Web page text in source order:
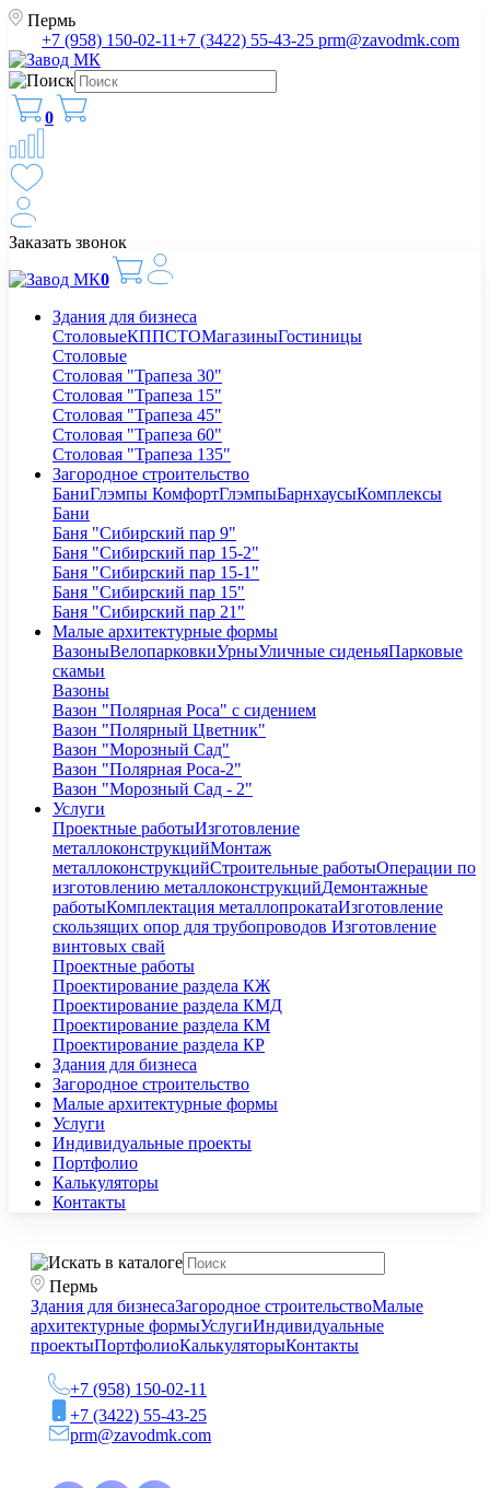
Пермь
+7 (958) 150-02-11+7 (3422) 55-43-25 prm@zavodmk.com
0
Заказать звонок
0
Здания для бизнеса
СтоловыеКППСТОМагазиныГостиницы
Столовые
Столовая "Трапеза 30"
Столовая "Трапеза 15"
Столовая "Трапеза 45"
Столовая "Трапеза 60"
Столовая "Трапеза 135"
Загородное строительство
БаниГлэмпы КомфортГлэмпыБарнхаусыКомплексы
Бани
Баня "Сибирский пар 9"
Баня "Сибирский пар 15-2"
Баня "Сибирский пар 15-1"
Баня "Сибирский пар 15"
Баня "Сибирский пар 21"
Малые архитектурные формы
ВазоныВелопарковкиУрныУличные сиденьяПарковые
скамьи
Вазоны
Вазон "Полярная Роса" с сидением
Вазон "Полярный Цветник"
Вазон "Морозный Сад"
Вазон "Полярная Роса-2"
Вазон "Морозный Сад - 2"
Услуги
Проектные работыИзготовление
металлоконструкцийМонтаж
металлоконструкцийСтроительные работыОперации по
изготовлению металлоконструкцийДемонтажные
работыКомплектация металлопрокатаИзготовление
скользящих опор для трубопроводов Изготовление
винтовых свай
Проектные работы
Проектирование раздела КЖ
Проектирование раздела КМД
Проектирование раздела КМ
Проектирование раздела КР
Здания для бизнеса
Загородное строительство
Малые архитектурные формы
Услуги
Индивидуальные проекты
Портфолио
Калькуляторы
Контакты
Пермь
Здания для бизнесаЗагородное строительствоМалые
архитектурные формыУслугиИндивидуальные
проектыПортфолиоКалькуляторыКонтакты
+7 (958) 150-02-11
+7 (3422) 55-43-25
prm@zavodmk.com